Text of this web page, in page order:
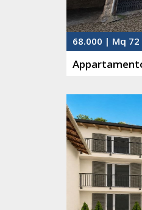
68.000 | Mq